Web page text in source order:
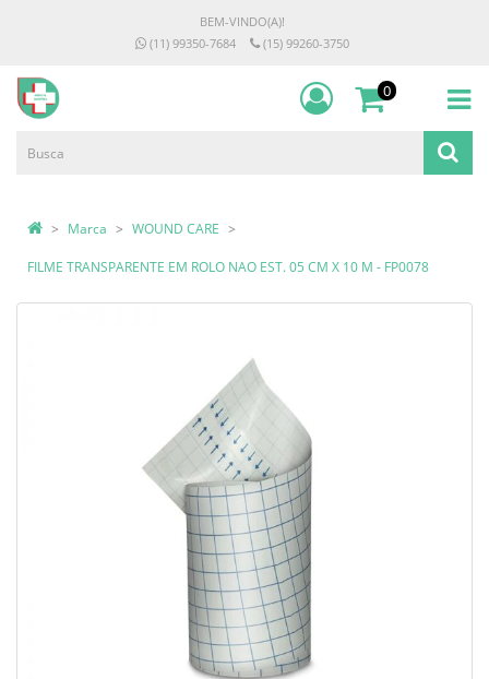
BEM-VINDO(A)!
(11) 99350-7684
(15) 99260-3750
0
Marca WOUND CARE
FILME TRANSPARENTE EM ROLO NAO EST. 05 CM X 10 M - FP0078